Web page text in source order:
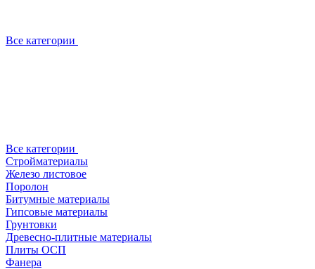
Все категории
Все категории
Стройматериалы
Железо листовое
Поролон
Битумные материалы
Гипсовые материалы
Грунтовки
Древесно-плитные материалы
Плиты ОСП
Фанера